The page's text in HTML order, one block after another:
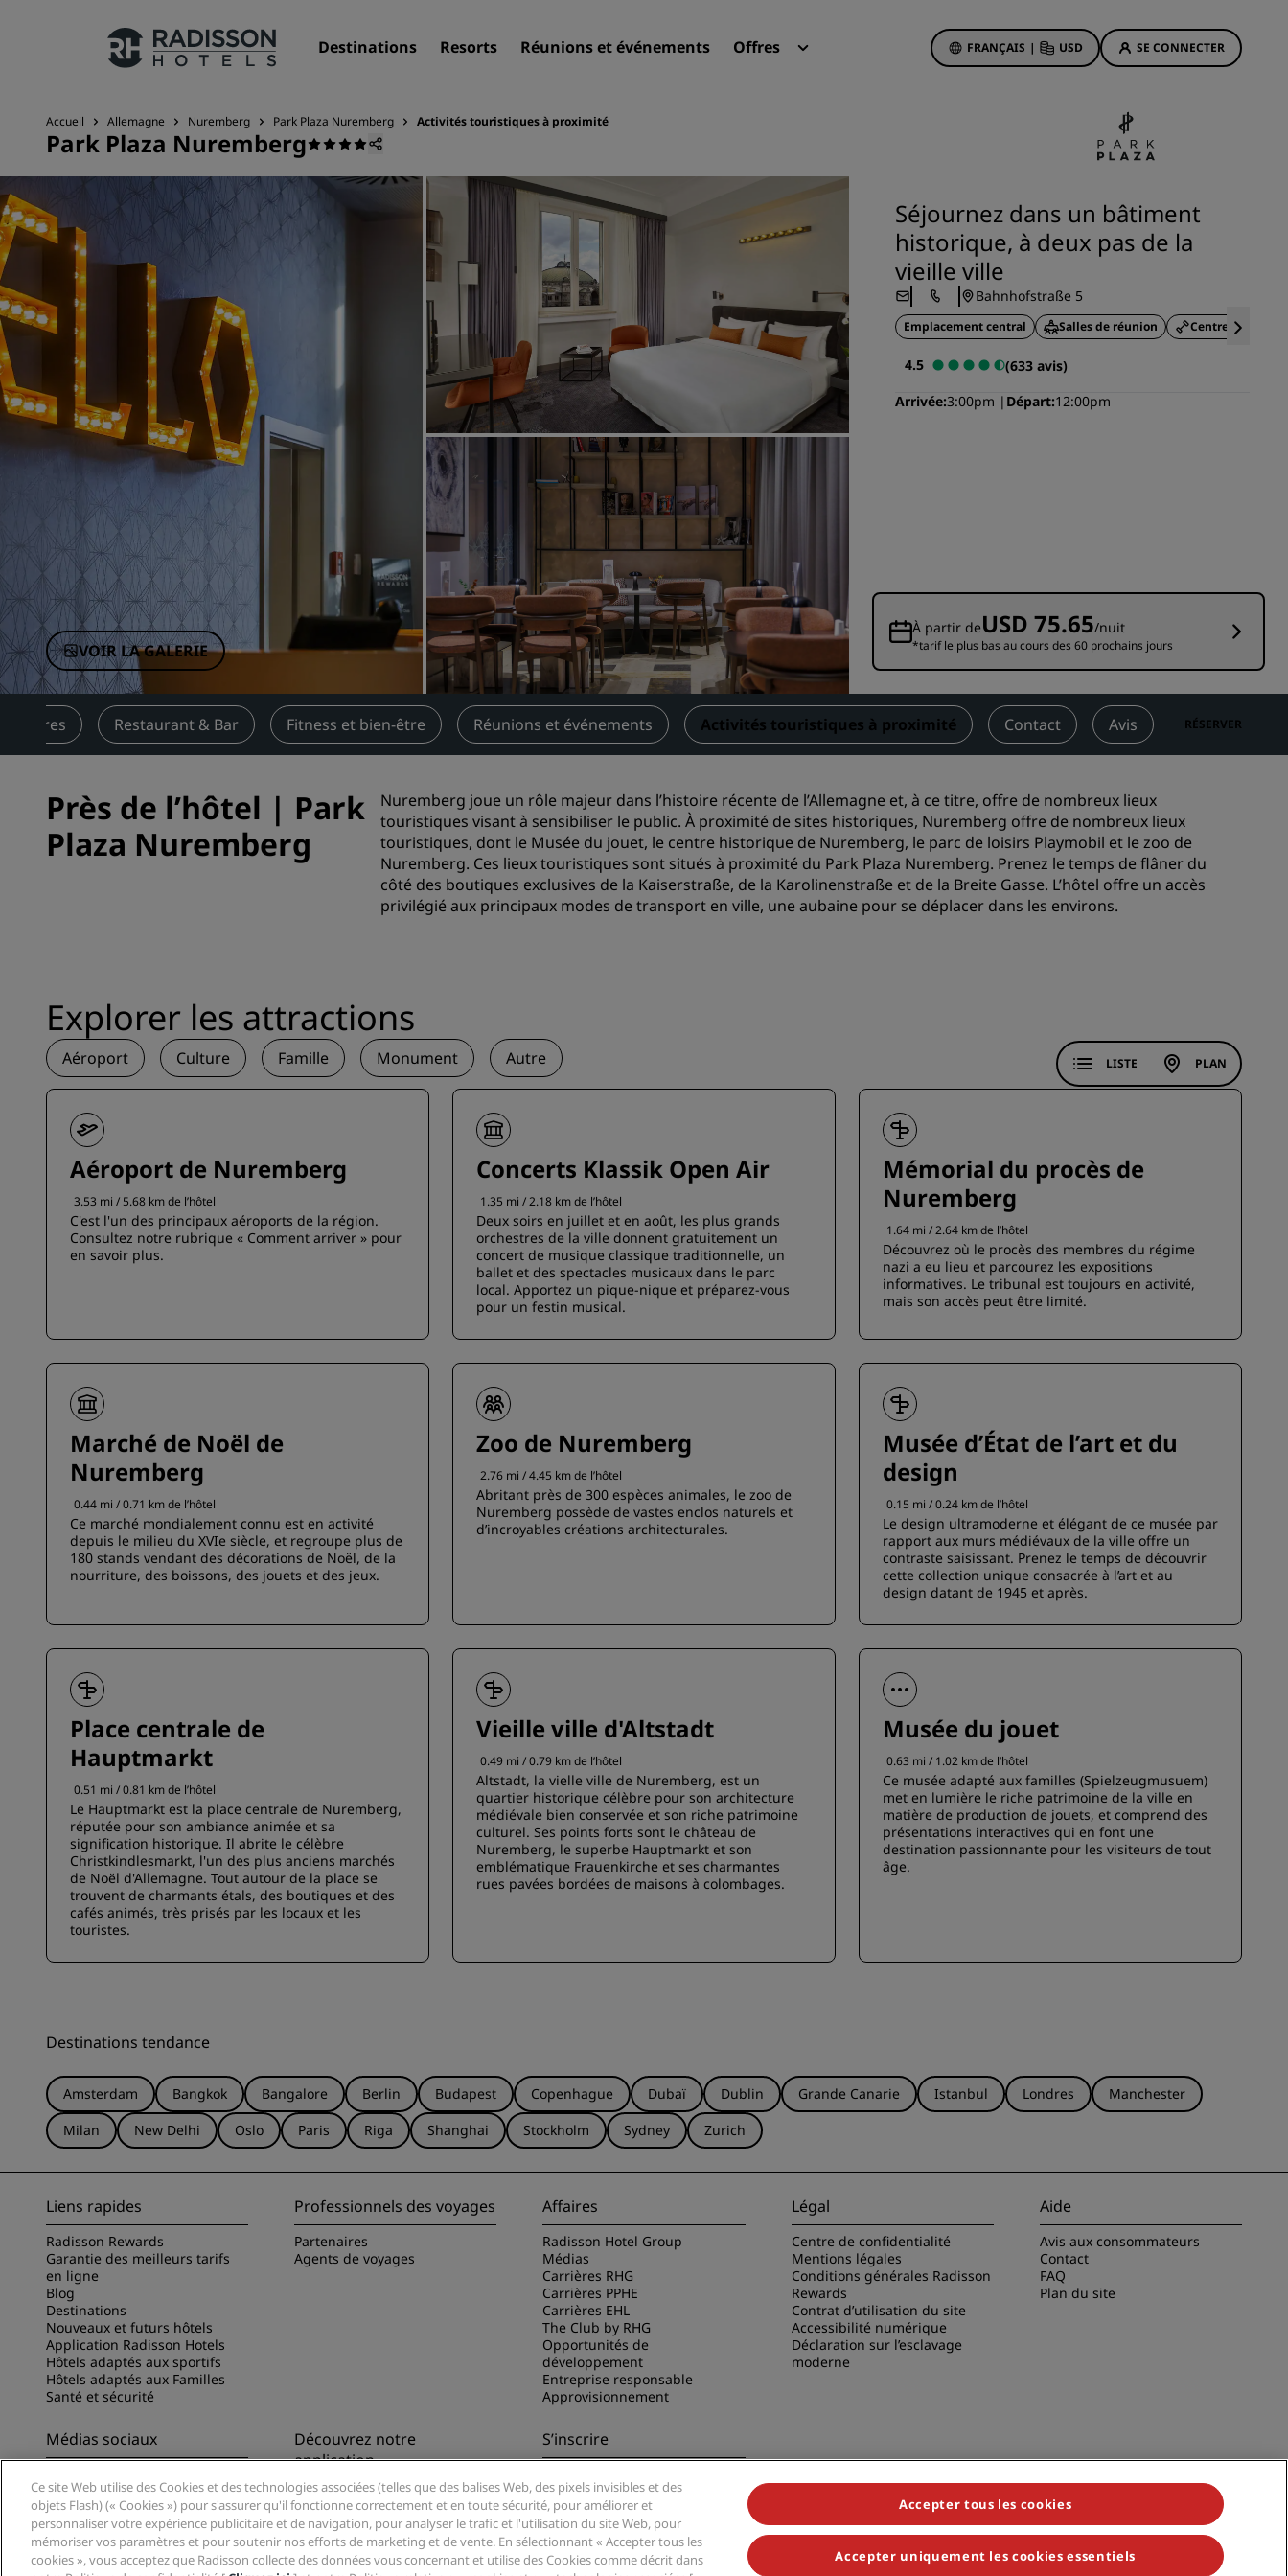
Destinations Resorts Réunions et événements Offres FRANÇAIS | USD SE CONNECTER
Nos enseignes
Marques Radisson Hotels
Resorts
Appartements hôteliers
Nouveaux et futurs hôtels
Réunions et événements
Découvrez Radisson Meetings
Réservez une salle de réunion
Demander un devis
Pour les événements
Solutions d’entreprise
Rechercher des vols
Rechercher des vols
Restaurants
Rechercher un restaurant
Services numériques
Application Radisson Hotels
Offres d'hôtels
La magie opère dès les premiers
instants
Deals of the Day
Réservez à l’avance
Voir nos forfaits
Idées de voyage
Hôtels du centre-ville
Consultez notre blog
Radisson Rewards
Découvrez Radisson Rewards
Avantages
Comment gagner des points
Bookers et Planners
ADHÉRER
Accueil Allemagne Nuremberg Park Plaza Nuremberg Activités touristiques à proximité
Park Plaza Nuremberg
VOIR LA GALERIE
Séjournez dans un bâtiment
historique, à deux pas de la
vieille ville
Bahnhofstraße 5
Emplacement central Salles de réunion Centre de fitness
4.5
(633 avis)
Arrivée 3:00pm Départ 12:00pm
À partir deUSD 75.65/nuit
*tarif le plus bas au cours des 60 prochains jours
Offres Restaurant & Bar Fitness et bien-être Réunions et événements Activités touristiques à proximité Contact Avis RÉSERVER
Près de l’hôtel | Park
Plaza Nuremberg
Nuremberg joue un rôle majeur dans l’histoire récente de l’Allemagne et, à ce titre, offre de nombreux lieux
touristiques visant à sensibiliser le public. À proximité de sites historiques, Nuremberg offre de nombreux lieux
touristiques, dont le Musée du jouet, le centre historique de Nuremberg, le parc de loisirs Playmobil et le zoo de
Nuremberg. Ces lieux touristiques sont situés à proximité du Park Plaza Nuremberg. Prenez le temps de flâner du
côté des boutiques exclusives de la Kaiserstraße, de la Karolinenstraße et de la Breite Gasse. L’hôtel offre un accès
privilégié aux principaux modes de transport en ville, une aubaine pour se déplacer dans les environs.
Explorer les attractions
Aéroport Culture Famille Monument Autre LISTE PLAN
Aéroport de Nuremberg
3.53 mi / 5.68 km de l’hôtel
C'est l'un des principaux aéroports de la région.
Consultez notre rubrique « Comment arriver » pour
en savoir plus.
Concerts Klassik Open Air
1.35 mi / 2.18 km de l’hôtel
Deux soirs en juillet et en août, les plus grands
orchestres de la ville donnent gratuitement un
concert de musique classique traditionnelle, un
ballet et des spectacles musicaux dans le parc
local. Apportez un pique-nique et préparez-vous
pour un festin musical.
Mémorial du procès de
Nuremberg
1.64 mi / 2.64 km de l’hôtel
Découvrez où le procès des membres du régime
nazi a eu lieu et parcourez les expositions
informatives. Le tribunal est toujours en activité,
mais son accès peut être limité.
Marché de Noël de
Nuremberg
0.44 mi / 0.71 km de l’hôtel
Ce marché mondialement connu est en activité
depuis le milieu du XVIe siècle, et regroupe plus de
180 stands vendant des décorations de Noël, de la
nourriture, des boissons, des jouets et des jeux.
Zoo de Nuremberg
2.76 mi / 4.45 km de l’hôtel
Abritant près de 300 espèces animales, le zoo de
Nuremberg possède de vastes enclos naturels et
d’incroyables créations architecturales.
Musée d’État de l’art et du
design
0.15 mi / 0.24 km de l’hôtel
Le design ultramoderne et élégant de ce musée par
rapport aux murs médiévaux de la ville offre un
contraste saisissant. Prenez le temps de découvrir
cette collection unique consacrée à l’art et au
design datant de 1945 et après.
Place centrale de
Hauptmarkt
0.51 mi / 0.81 km de l’hôtel
‌Le Hauptmarkt est la place centrale de Nuremberg,
réputée pour son ambiance animée et sa
signification historique. ‌Il abrite le célèbre
Christkindlesmarkt, l'un des plus anciens marchés
de Noël d'Allemagne. ‌Tout autour de la place se
trouvent de charmants étals, des boutiques et des
cafés animés, très prisés par les locaux et les
touristes.
Vieille ville d'Altstadt
0.49 mi / 0.79 km de l’hôtel
Altstadt, la vielle ville de Nuremberg, est un
quartier historique célèbre pour son architecture
médiévale bien conservée et son riche patrimoine
culturel. Ses points forts sont le château de
Nuremberg, le superbe Hauptmarkt et son
emblématique Frauenkirche et ses charmantes
rues pavées bordées de maisons à colombages.
Musée du jouet
0.63 mi / 1.02 km de l’hôtel
Ce musée adapté aux familles (Spielzeugmusuem)
met en lumière le riche patrimoine de la ville en
matière de production de jouets, et comprend des
présentations interactives qui en font une
destination passionnante pour les visiteurs de tout
âge.
Destinations tendance
Amsterdam Bangkok Bangalore Berlin Budapest Copenhague Dubaï Dublin Grande Canarie Istanbul Londres
Manchester
Milan
New Delhi Oslo Paris Riga Shanghai Stockholm Sydney Zurich
Liens rapides
Radisson Rewards
Garantie des meilleurs tarifs
en ligne
Blog
Destinations
Nouveaux et futurs hôtels
Application Radisson Hotels
Hôtels adaptés aux sportifs
Hôtels adaptés aux Familles
Santé et sécurité
Professionnels des voyages
Partenaires
Agents de voyages
Affaires
Radisson Hotel Group
Médias
Carrières RHG
Carrières PPHE
Carrières EHL
The Club by RHG
Opportunités de
développement
Entreprise responsable
Approvisionnement
Légal
Centre de confidentialité
Mentions légales
Conditions générales Radisson
Rewards
Contrat d’utilisation du site
Accessibilité numérique
Déclaration sur l’esclavage
moderne
Aide
Avis aux consommateurs
Contact
FAQ
Plan du site
Médias sociaux
Découvrez notre
application
Découvrez l’appli Radisson Hotels
S’inscrire
offres les plus populaires
Ce site Web utilise des Cookies et des technologies associées (telles que des balises Web, des pixels invisibles et des
objets Flash) (« Cookies ») pour s'assurer qu'il fonctionne correctement et en toute sécurité, pour améliorer et
personnaliser votre expérience publicitaire et de navigation, pour analyser le trafic et l'utilisation du site Web, pour
mémoriser vos paramètres et pour soutenir nos efforts de marketing et de vente. En sélectionnant « Accepter tous les
cookies », vous acceptez que Radisson collecte des données vous concernant et utilise des Cookies comme décrit dans
Accepter tous les cookies
Accepter uniquement les cookies essentiels